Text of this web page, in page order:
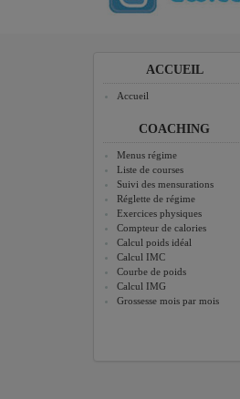
ACCUEIL
Accueil
COACHING
Menus régime
Liste de courses
Suivi des mensurations
Réglette de régime
Exercices physiques
Compteur de calories
Calcul poids idéal
Calcul IMC
Courbe de poids
Calcul IMG
Grossesse mois par mois